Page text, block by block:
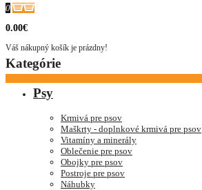
0
0.00€
Váš nákupný košík je prázdny!
Kategórie
Psy
Krmivá pre psov
Maškrty - doplnkové krmivá pre psov
Vitamíny a minerály
Oblečenie pre psov
Obojky pre psov
Postroje pre psov
Náhubky